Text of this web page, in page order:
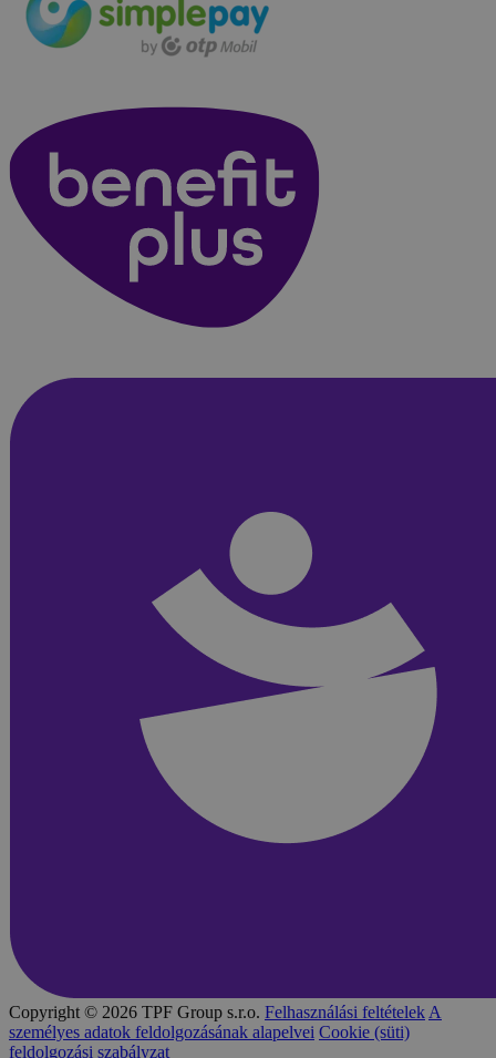
Copyright © 2026 TPF Group s.r.o. Felhasználási feltételek A
személyes adatok feldolgozásának alapelvei Cookie (süti)
feldolgozási szabályzat